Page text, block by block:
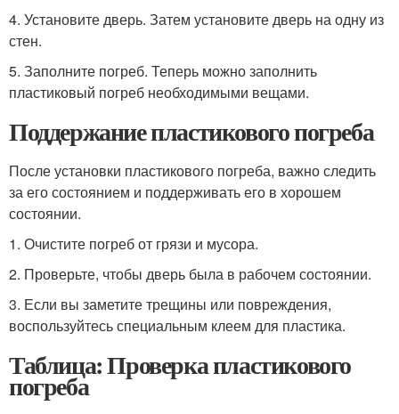
4. Установите дверь. Затем установите дверь на одну из
стен.
5. Заполните погреб. Теперь можно заполнить
пластиковый погреб необходимыми вещами.
Поддержание пластикового погреба
После установки пластикового погреба, важно следить
за его состоянием и поддерживать его в хорошем
состоянии.
1. Очистите погреб от грязи и мусора.
2. Проверьте, чтобы дверь была в рабочем состоянии.
3. Если вы заметите трещины или повреждения,
воспользуйтесь специальным клеем для пластика.
Таблица: Проверка пластикового
погреба